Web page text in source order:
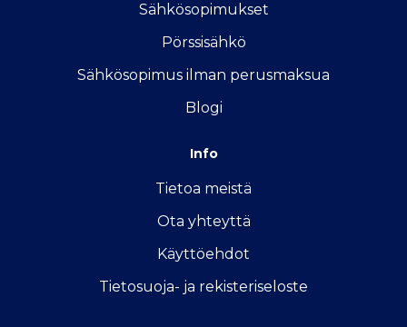
Sähkösopimukset
Pörssisähkö
Sähkösopimus ilman perusmaksua
Blogi
Info
Tietoa meistä
Ota yhteyttä
Käyttöehdot
Tietosuoja- ja rekisteriseloste